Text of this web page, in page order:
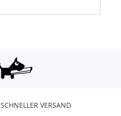
SCHNELLER VERSAND